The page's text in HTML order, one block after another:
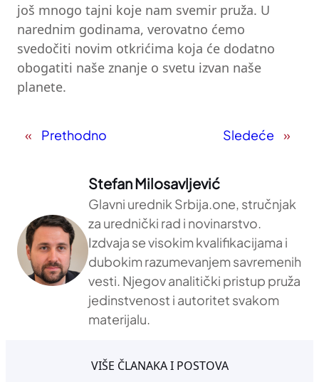
još mnogo tajni koje nam svemir pruža. U
narednim godinama, verovatno ćemo
svedočiti novim otkrićima koja će dodatno
obogatiti naše znanje o svetu izvan naše
planete.
« Prethodno Sledeće »
Stefan Milosavljević
Glavni urednik Srbija.one, stručnjak
za urednički rad i novinarstvo.
Izdvaja se visokim kvalifikacijama i
dubokim razumevanjem savremenih
vesti. Njegov analitički pristup pruža
jedinstvenost i autoritet svakom
materijalu.
VIŠE ČLANAKA I POSTOVA